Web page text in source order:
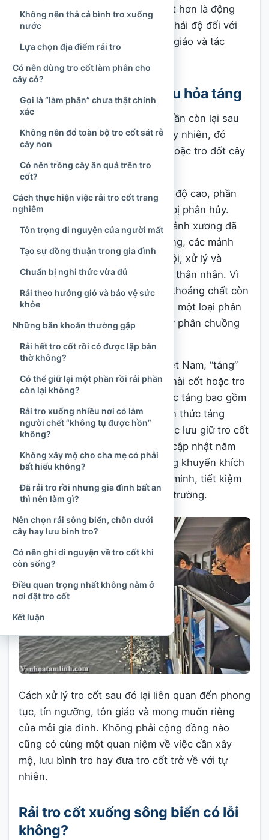
hành vi có lỗi. Điều đáng xem xét hơn là động
cơ, sự đồng thuận của gia đình, thái độ đối với
người đã khuất, yêu cầu của tôn giáo và tác
Hiểu đúng về tro cốt sau hỏa táng
Trong cách nói thông thường, phần còn lại sau
hỏa táng được gọi là “tro cốt”. Tuy nhiên, đó
không hoàn toàn giống tro bếp hoặc tro đốt cây
cỏ.
Khi thi hài được hỏa táng ở nhiệt độ cao, phần
lớn mô mềm và các chất hữu cơ bị phân hủy.
Phần còn lại chủ yếu là những mảnh xương đã
được nung khô. Tại cơ sở hỏa táng, các mảnh
xương này thường được làm nguội, xử lý và
nghiền nhỏ trước khi giao lại cho thân nhân. Vì
vậy, tro cốt về bản chất là phần khoáng chất còn
lại của hệ xương, chứ không phải một loại phân
hữu cơ giàu chất dinh dưỡng như phân chuồng
Theo quy định hiện hành của Việt Nam, “táng”
được hiểu là việc lưu giữ thi hài, hài cốt hoặc tro
cốt của người chết. Các hình thức táng bao gồm
mai táng, hỏa táng và những hình thức táng
khác. Cát táng cũng bao gồm việc lưu giữ tro cốt
sau hỏa táng. Văn bản hợp nhất cập nhật năm
2026 tiếp tục thể hiện chủ trương khuyến khích
sử dụng hình thức hỏa táng văn minh, tiết kiệm
quỹ đất và góp phần bảo vệ môi trường.
Cách xử lý tro cốt sau đó lại liên quan đến phong
tục, tín ngưỡng, tôn giáo và mong muốn riêng
của mỗi gia đình. Không phải cộng đồng nào
cũng có cùng một quan niệm về việc cần xây
mộ, lưu bình tro hay đưa tro cốt trở về với tự
nhiên.
Rải tro cốt xuống sông biển có lỗi
không?
Không nên thả cả bình tro xuống
nước
Lựa chọn địa điểm rải tro
Có nên dùng tro cốt làm phân cho
cây cỏ?
Gọi là “làm phân” chưa thật chính
xác
Không nên đổ toàn bộ tro cốt sát rễ
cây non
Có nên trồng cây ăn quả trên tro
cốt?
Cách thực hiện việc rải tro cốt trang
nghiêm
Tôn trọng di nguyện của người mất
Tạo sự đồng thuận trong gia đình
Chuẩn bị nghi thức vừa đủ
Rải theo hướng gió và bảo vệ sức
khỏe
Những băn khoăn thường gặp
Rải hết tro cốt rồi có được lập bàn
thờ không?
Có thể giữ lại một phần rồi rải phần
còn lại không?
Rải tro xuống nhiều nơi có làm
người chết “không tụ được hồn”
không?
Không xây mộ cho cha mẹ có phải
bất hiếu không?
Đã rải tro rồi nhưng gia đình bất an
thì nên làm gì?
Nên chọn rải sông biển, chôn dưới
cây hay lưu bình tro?
Có nên ghi di nguyện về tro cốt khi
còn sống?
Điều quan trọng nhất không nằm ở
nơi đặt tro cốt
Kết luận